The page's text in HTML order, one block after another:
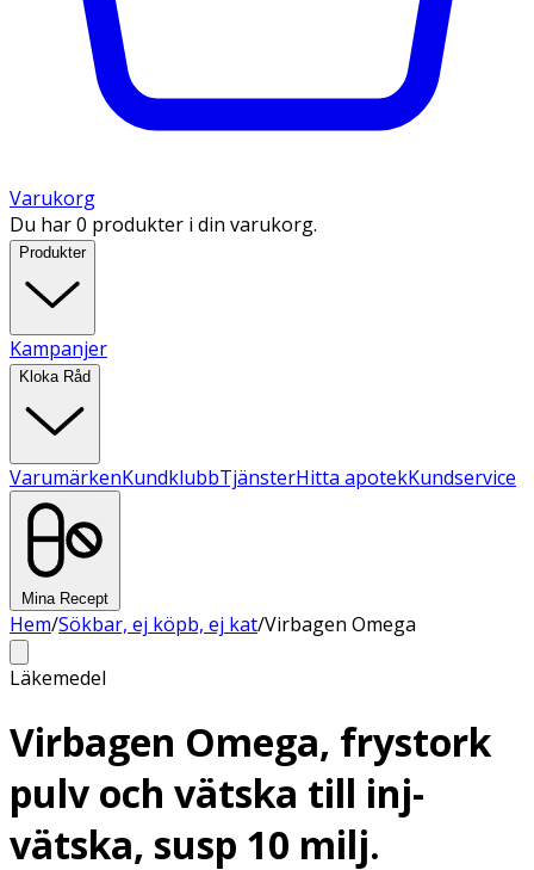
Varukorg
Du har 0 produkter i din varukorg.
Produkter
Kampanjer
Kloka Råd
VarumärkenKundklubbTjänsterHitta apotekKundservice
Mina Recept
Hem/Sökbar, ej köpb, ej kat/Virbagen Omega
Läkemedel
Virbagen Omega, frystork
pulv och vätska till inj-
vätska, susp 10 milj.